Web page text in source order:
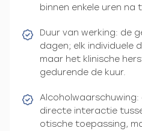
binnen enkele uren na
Duur van werking: de
dagen; elk individuele
maar het klinische
gedurende de kuur.
Alcoholwaarschuwing:
directe interactie
otische toepassing,